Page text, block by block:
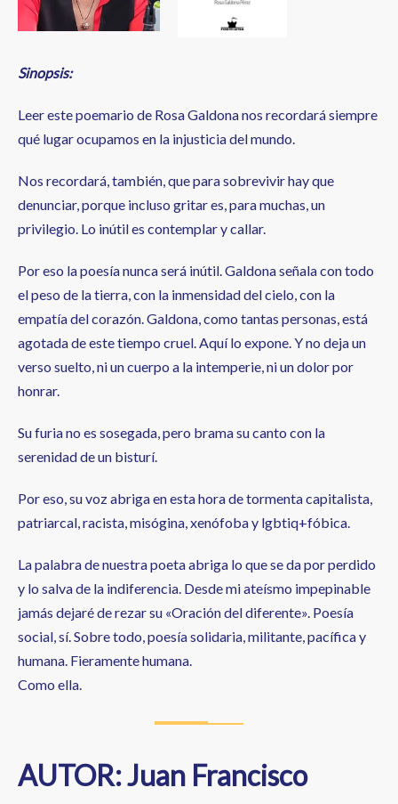
Sinopsis:
Leer este poemario de Rosa Galdona nos recordará siempre
qué lugar ocupamos en la injusticia del mundo.
Nos recordará, también, que para sobrevivir hay que
denunciar, porque incluso gritar es, para muchas, un
privilegio. Lo inútil es contemplar y callar.
Por eso la poesía nunca será inútil. Galdona señala con todo
el peso de la tierra, con la inmensidad del cielo, con la
empatía del corazón. Galdona, como tantas personas, está
agotada de este tiempo cruel. Aquí lo expone. Y no deja un
verso suelto, ni un cuerpo a la intemperie, ni un dolor por
honrar.
Su furia no es sosegada, pero brama su canto con la
serenidad de un bisturí.
Por eso, su voz abriga en esta hora de tormenta capitalista,
patriarcal, racista, misógina, xenófoba y lgbtiq+fóbica.
La palabra de nuestra poeta abriga lo que se da por perdido
y lo salva de la indiferencia. Desde mi ateísmo impepinable
jamás dejaré de rezar su «Oración del diferente». Poesía
social, sí. Sobre todo, poesía solidaria, militante, pacífica y
humana. Fieramente humana.
Como ella.
AUTOR: Juan Francisco